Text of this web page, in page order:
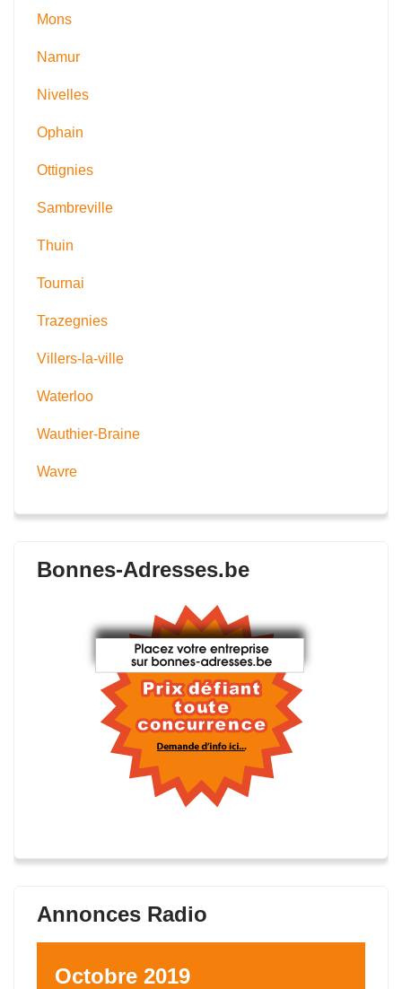
Mons
Namur
Nivelles
Ophain
Ottignies
Sambreville
Thuin
Tournai
Trazegnies
Villers-la-ville
Waterloo
Wauthier-Braine
Wavre
Bonnes-Adresses.be
Annonces Radio
Octobre 2019